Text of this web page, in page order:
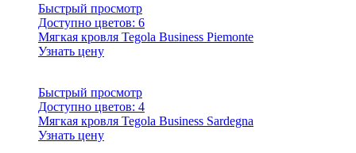
Быстрый просмотр
Доступно цветов: 6
Мягкая кровля Tegola Business Piemonte
Узнать цену
Быстрый просмотр
Доступно цветов: 4
Мягкая кровля Tegola Business Sardegna
Узнать цену